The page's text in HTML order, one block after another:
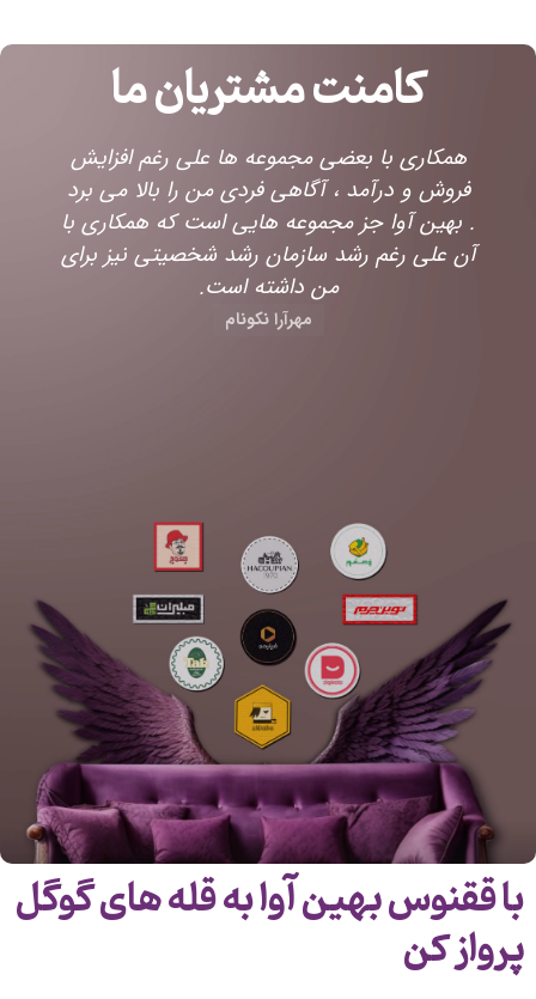
کامنت مشتریان ما
همکاری با بعضی مجموعه ها علی رغم افزایش
فروش و درآمد ، آگاهی فردی من را بالا می برد
. بهین آوا جز مجموعه هایی است که همکاری با
آن علی رغم رشد سازمان رشد شخصیتی نیز برای
من داشته است.
مهرآرا نکونام
با ققنوس بهین آوا به قله های گوگل
پرواز کن